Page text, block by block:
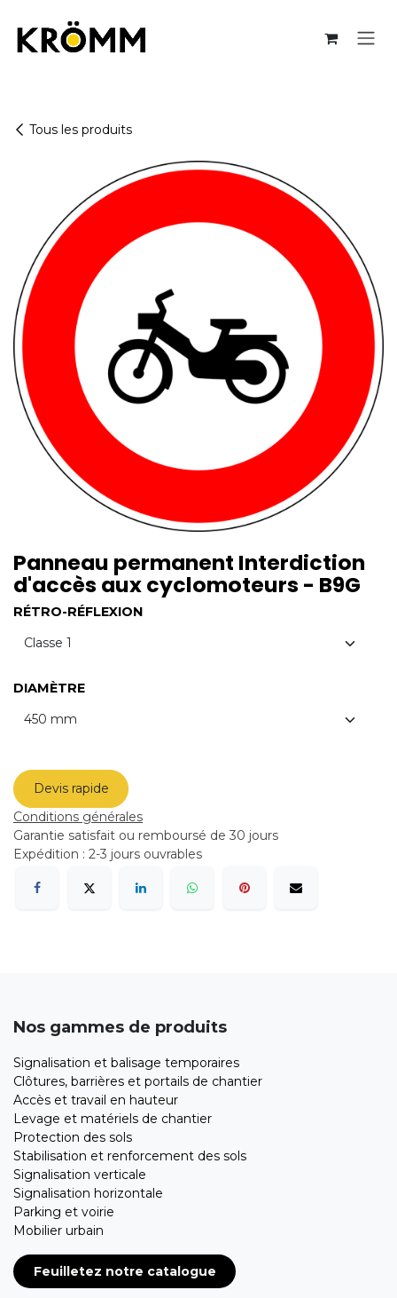
Tous les produits
Panneau permanent Interdiction
d'accès aux cyclomoteurs - B9G
RÉTRO-RÉFLEXION
DIAMÈTRE
Devis rapide
Conditions générales
Garantie satisfait ou remboursé de 30 jours
Expédition : 2-3 jours ouvrables
Nos gammes de produits
Signalisation et balisage temporaires
Clôtures, barrières et portails de chantier
Accès et travail en hauteur
Levage et matériels de chantier
Protection des sols
Stabilisation et renforcement des sols
Signalisation verticale
Signalisation horizontale
Parking et voirie
Mobilier urbain
Feuilletez notre catalogue